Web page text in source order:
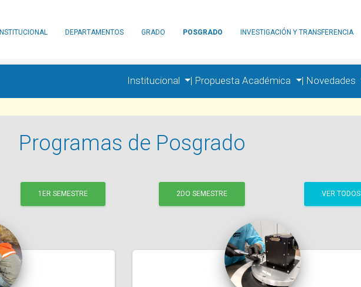
INSTITUCIONAL DEPARTAMENTOS GRADO POSGRADO INVESTIGACIÓN Y TRANSFERENCIA
Institucional | Propuesta Académica | Novedades
Programas de Posgrado
1ER SEMESTRE 2DO SEMESTRE VER TODOS